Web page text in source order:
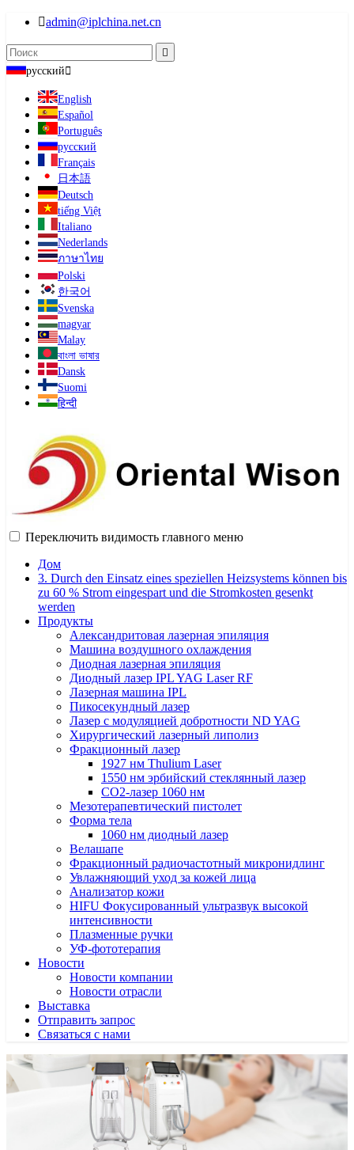
admin@iplchina.net.cn

русский 
English
Español
Português
русский
Français
日本語
Deutsch
tiếng Việt
Italiano
Nederlands
ภาษาไทย
Polski
한국어
Svenska
magyar
Malay
বাংলা ভাষার
Dansk
Suomi
हिन्दी
Переключить видимость главного меню
Дом
3. Durch den Einsatz eines speziellen Heizsystems können bis
zu 60 % Strom eingespart und die Stromkosten gesenkt
werden
Продукты
Александритовая лазерная эпиляция
Машина воздушного охлаждения
Диодная лазерная эпиляция
Диодный лазер IPL YAG Laser RF
Лазерная машина IPL
Пикосекундный лазер
Лазер с модуляцией добротности ND YAG
Хирургический лазерный липолиз
Фракционный лазер
1927 нм Thulium Laser
1550 нм эрбийский стеклянный лазер
CO2-лазер 1060 нм
Мезотерапевтический пистолет
Форма тела
1060 нм диодный лазер
Велашапе
Фракционный радиочастотный микронидлинг
Увлажняющий уход за кожей лица
Анализатор кожи
HIFU Фокусированный ультразвук высокой
интенсивности
Плазменные ручки
УФ-фототерапия
Новости
Новости компании
Новости отрасли
Выставка
Отправить запрос
Связаться с нами